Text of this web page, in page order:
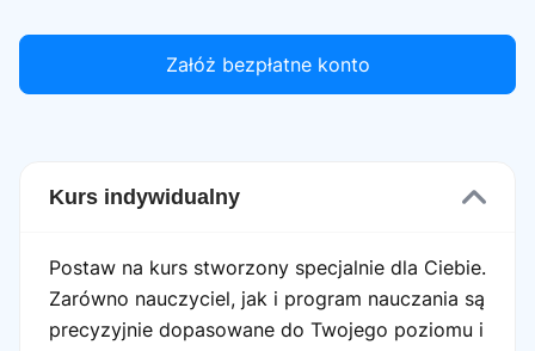
Załóż bezpłatne konto
Kurs indywidualny
Postaw na kurs stworzony specjalnie dla Ciebie.
Zarówno nauczyciel, jak i program nauczania są
precyzyjnie dopasowane do Twojego poziomu i